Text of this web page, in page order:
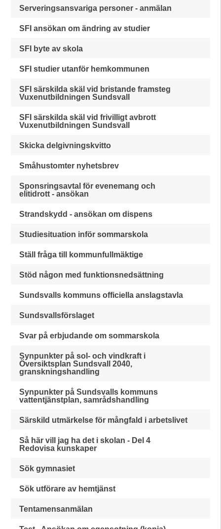
Serveringsansvariga personer - anmälan
SFI ansökan om ändring av studier
SFI byte av skola
SFI studier utanför hemkommunen
SFI särskilda skäl vid bristande framsteg
Vuxenutbildningen Sundsvall
SFI särskilda skäl vid frivilligt avbrott
Vuxenutbildningen Sundsvall
Skicka delgivningskvitto
Småhustomter nyhetsbrev
Sponsringsavtal för evenemang och
elitidrott - ansökan
Strandskydd - ansökan om dispens
Studiesituation inför sommarskola
Ställ fråga till kommunfullmäktige
Stöd någon med funktionsnedsättning
Sundsvalls kommuns officiella anslagstavla
Sundsvallsförslaget
Svar på erbjudande om sommarskola
Synpunkter på sol- och vindkraft i
Översiktsplan Sundsvall 2040,
granskningshandling
Synpunkter på Sundsvalls kommuns
vattentjänstplan, samrådshandling
Särskild utmärkelse för mångfald i arbetslivet
Så här vill jag ha det i skolan - Del 4
Redovisa kunskaper
Sök gymnasiet
Sök utförare av hemtjänst
Tentamensanmälan